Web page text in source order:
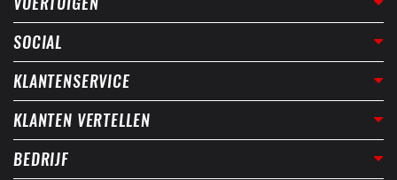
SOCIAL
KLANTENSERVICE
KLANTEN VERTELLEN
BEDRIJF